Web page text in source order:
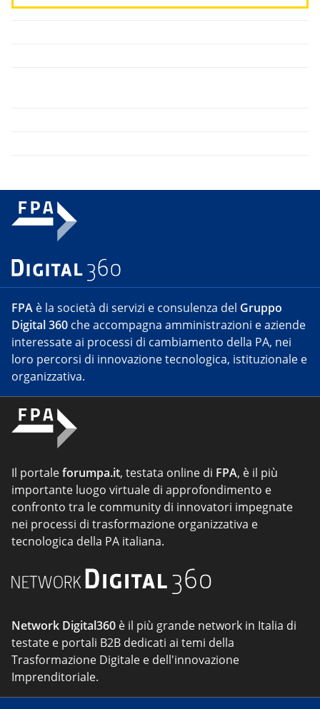
FPA è la società di servizi e consulenza del Gruppo
Digital 360 che accompagna amministrazioni e aziende
interessate ai processi di cambiamento della PA, nei
loro percorsi di innovazione tecnologica, istituzionale e
organizzativa.
Il portaleforumpa.it, testata online di FPA, è il più
importante luogo virtuale di approfondimento e
confronto tra le community di innovatori impegnate
nei processi di trasformazione organizzativa e
tecnologica della PA italiana.
Network Digital360 è il più grande network in Italia di
testate e portali B2B dedicati ai temi della
Trasformazione Digitale e dell'innovazione
Imprenditoriale.